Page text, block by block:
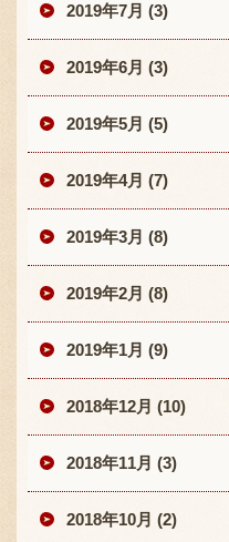
2019年7月 (3)
2019年6月 (3)
2019年5月 (5)
2019年4月 (7)
2019年3月 (8)
2019年2月 (8)
2019年1月 (9)
2018年12月 (10)
2018年11月 (3)
2018年10月 (2)